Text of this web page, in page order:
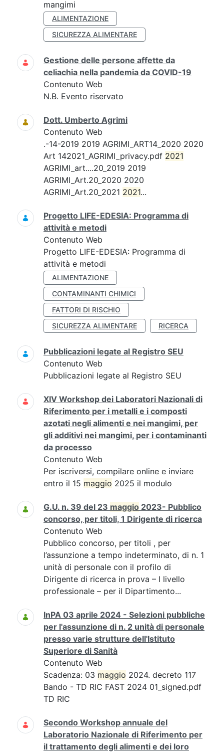
mangimi
ALIMENTAZIONE
SICUREZZA ALIMENTARE
Gestione delle persone affette da
celiachia nella pandemia da COVID-19
Contenuto Web
N.B. Evento riservato
Dott. Umberto Agrimi
Contenuto Web
.-14-2019 2019 AGRIMI_ART14_2020 2020
Art 142021_AGRIMI_privacy.pdf 2021
AGRIMI_art....20_2019 2019
AGRIMI_Art.20_2020 2020
AGRIMI_Art.20_2021 2021...
Progetto LIFE-EDESIA: Programma di
attività e metodi
Contenuto Web
Progetto LIFE-EDESIA: Programma di
attività e metodi
ALIMENTAZIONE
CONTAMINANTI CHIMICI
FATTORI DI RISCHIO
SICUREZZA ALIMENTARE
RICERCA
Pubblicazioni legate al Registro SEU
Contenuto Web
Pubblicazioni legate al Registro SEU
XIV Workshop dei Laboratori Nazionali di
Riferimento per i metalli e i composti
azotati negli alimenti e nei mangimi, per
gli additivi nei mangimi, per i contaminanti
da processo
Contenuto Web
Per iscriversi, compilare online e inviare
entro il 15 maggio 2025 il modulo
G.U. n. 39 del 23 maggio 2023- Pubblico
concorso, per titoli, 1 Dirigente di ricerca
Contenuto Web
Pubblico concorso, per titoli , per
l’assunzione a tempo indeterminato, di n. 1
unità di personale con il profilo di
Dirigente di ricerca in prova – I livello
professionale – per il Dipartimento...
InPA 03 aprile 2024 - Selezioni pubbliche
per l'assunzione di n. 2 unità di personale
presso varie strutture dell'Istituto
Superiore di Sanità
Contenuto Web
Scadenza: 03 maggio 2024. decreto 117
Bando - TD RIC FAST 2024 01_signed.pdf
TD RIC
Secondo Workshop annuale del
Laboratorio Nazionale di Riferimento per
il trattamento degli alimenti e dei loro